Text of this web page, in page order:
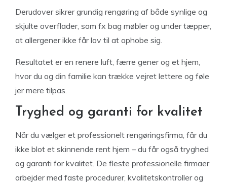
Derudover sikrer grundig rengøring af både synlige og
skjulte overflader, som fx bag møbler og under tæpper,
at allergener ikke får lov til at ophobe sig.
Resultatet er en renere luft, færre gener og et hjem,
hvor du og din familie kan trække vejret lettere og føle
jer mere tilpas.
Tryghed og garanti for kvalitet
Når du vælger et professionelt rengøringsfirma, får du
ikke blot et skinnende rent hjem – du får også tryghed
og garanti for kvalitet. De fleste professionelle firmaer
arbejder med faste procedurer, kvalitetskontroller og